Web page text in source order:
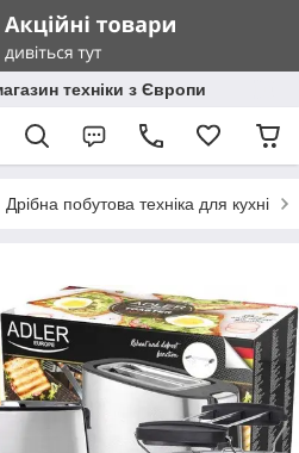
техніки з Європи
Дрібна побутова техніка для кухні